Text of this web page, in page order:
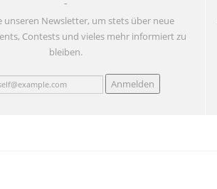
unseren Newsletter, um stets über neue
Contests und vieles mehr informiert zu
bleiben.
Anmelden